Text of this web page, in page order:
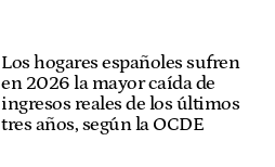
Los hogares españoles sufren
en 2026 la mayor caída de
ingresos reales de los últimos
tres años, según la OCDE